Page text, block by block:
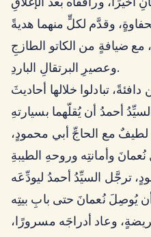
وقدَّم لكلٍّ منهما هديةً
ضيافةٍ من الكاتو الطازجِ
وعصيرِ البرتقالِ الباردِ.
تبادلوا خلالها أحاديثَ
مع الحاجِّ أبي محمودٍ،
ترجَّل السيِّدُ أحمدُ ليودِّعَه
وعاد أدراجَه مسرورًا،